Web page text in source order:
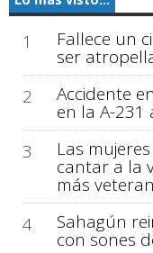
1 Fallece un
ser
2
Accidente
en la A-
3
Las
cantar a la
más
4
Sahagún
con sones